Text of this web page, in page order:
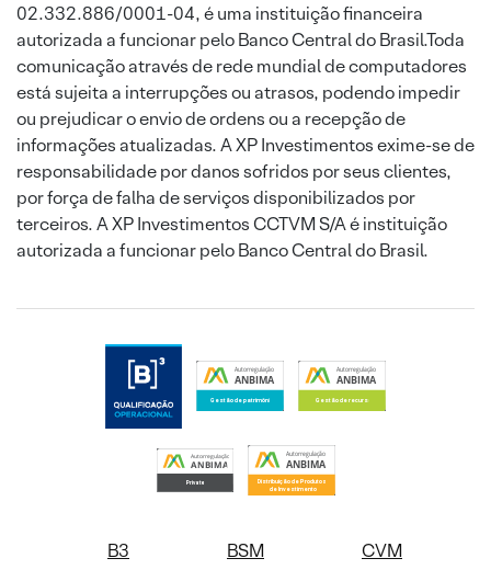
02.332.886/0001-04, é uma instituição financeira
autorizada a funcionar pelo Banco Central do Brasil.Toda
comunicação através de rede mundial de computadores
está sujeita a interrupções ou atrasos, podendo impedir
ou prejudicar o envio de ordens ou a recepção de
informações atualizadas. A XP Investimentos exime-se de
responsabilidade por danos sofridos por seus clientes,
por força de falha de serviços disponibilizados por
terceiros. A XP Investimentos CCTVM S/A é instituição
autorizada a funcionar pelo Banco Central do Brasil.
B3 BSM CVM